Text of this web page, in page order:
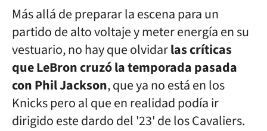
Más allá de preparar la escena para un
partido de alto voltaje y meter energía en su
vestuario, no hay que olvidarlas críticas
que LeBron cruzó la temporada pasada
con Phil Jackson, que ya no está en los
Knicks pero al que en realidad podía ir
dirigido este dardo del '23' de los Cavaliers.